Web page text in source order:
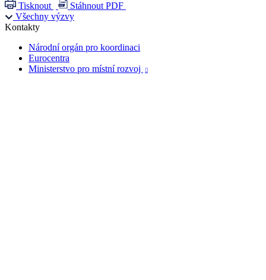
Tisknout
Stáhnout PDF
Všechny výzvy
Kontakty
Národní orgán pro koordinaci
Eurocentra
Ministerstvo pro místní rozvoj
